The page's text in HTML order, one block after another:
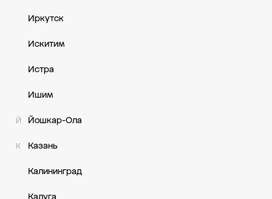
Иркутск
Искитим
Истра
Ишим
Й Йошкар-Ола
К Казань
Калининград
Калуга